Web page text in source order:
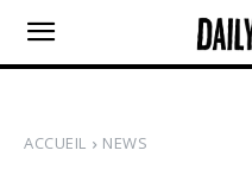
ACCUEIL NEWS